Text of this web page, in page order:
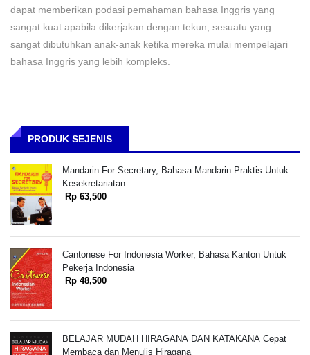
dapat memberikan podasi pemahaman bahasa Inggris yang
sangat kuat apabila dikerjakan dengan tekun, sesuatu yang
sangat dibutuhkan anak-anak ketika mereka mulai mempelajari
bahasa Inggris yang lebih kompleks.
PRODUK SEJENIS
Mandarin For Secretary, Bahasa Mandarin Praktis Untuk
Kesekretariatan
Rp 63,500
Cantonese For Indonesia Worker, Bahasa Kanton Untuk
Pekerja Indonesia
Rp 48,500
BELAJAR MUDAH HIRAGANA DAN KATAKANA Cepat
Membaca dan Menulis Hiragana